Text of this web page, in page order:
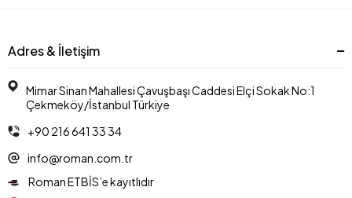
Adres & İletişim
Mimar Sinan Mahallesi Çavuşbaşı Caddesi Elçi Sokak No:1
Çekmeköy/İstanbul Türkiye
+90 216 641 33 34
info@roman.com.tr
Roman ETBİS’e kayıtlıdır